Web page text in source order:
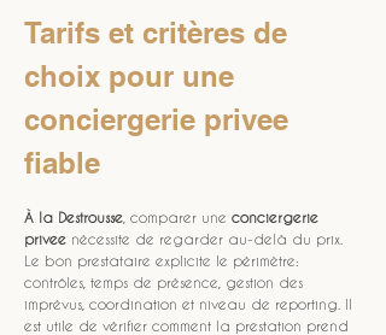
Tarifs et critères de
choix pour une
conciergerie privee
fiable
À la Destrousse , comparer une conciergerie
privee nécessite de regarder au-delà du prix.
Le bon prestataire explicite le périmètre:
contrôles, temps de présence, gestion des
imprévus, coordination et niveau de reporting. Il
est utile de vérifier comment la prestation prend